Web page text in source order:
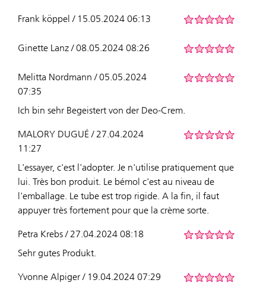
Frank köppel / 15.05.2024 06:13
Ginette Lanz / 08.05.2024 08:26
Melitta Nordmann / 05.05.2024
07:35
Ich bin sehr Begeistert von der Deo-Crem.
MALORY DUGUÉ / 27.04.2024
11:27
L'essayer, c'est l'adopter. Je n'utilise pratiquement que
lui. Très bon produit. Le bémol c'est au niveau de
l'emballage. Le tube est trop rigide. A la fin, il faut
appuyer très fortement pour que la crème sorte.
Petra Krebs / 27.04.2024 08:18
Sehr gutes Produkt.
Yvonne Alpiger / 19.04.2024 07:29